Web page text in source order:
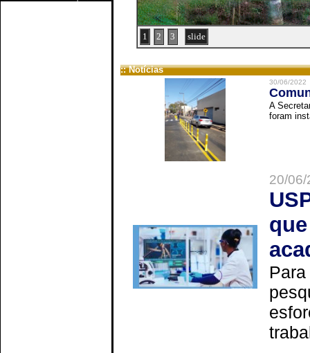
1 2 3 slide
:: Notícias
30/06/2022
A
foram
20/